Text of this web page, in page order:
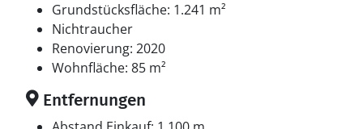
Grundstücksfläche: 1.241 m²
Nichtraucher
Renovierung: 2020
Wohnfläche: 85 m²
Entfernungen